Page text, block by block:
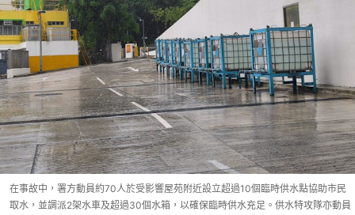
在事故中，署方動員約70人於受影響屋苑附近設立超過10個臨時供水點協助市民
取水，並調派2架水車及超過30個水箱，以確保臨時供水充足。供水特攻隊亦動員